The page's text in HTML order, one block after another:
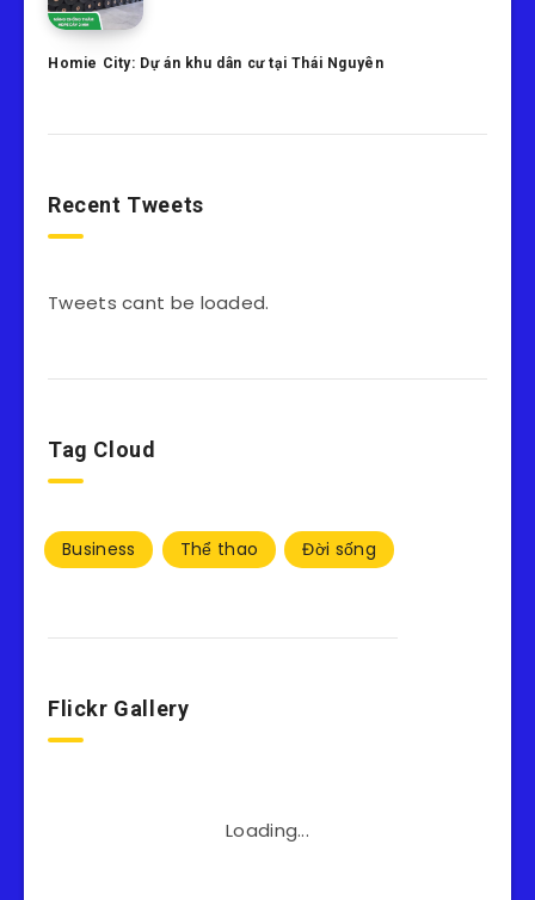
Homie City: Dự án khu dân cư tại Thái Nguyên
Recent Tweets
Tweets cant be loaded.
Tag Cloud
Business Thể thao Đời sống
Flickr Gallery
Loading...